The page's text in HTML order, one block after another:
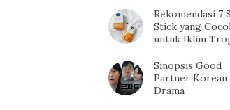
Rekomendasi 7
Stick yang
untuk Iklim
Sinopsis Good
Partner Korean
Drama